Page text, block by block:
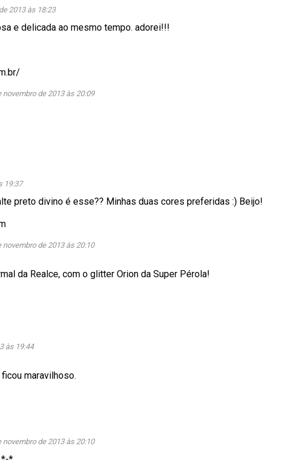
2013 às 18:23
e delicada ao mesmo tempo. adorei!!!
novembro de 2013 às 20:09
19:37
preto divino é esse?? Minhas duas cores preferidas :) Beijo!
novembro de 2013 às 20:10
da Realce, com o glitter Orion da Super Pérola!
às 19:44
maravilhoso.
novembro de 2013 às 20:10
*-*